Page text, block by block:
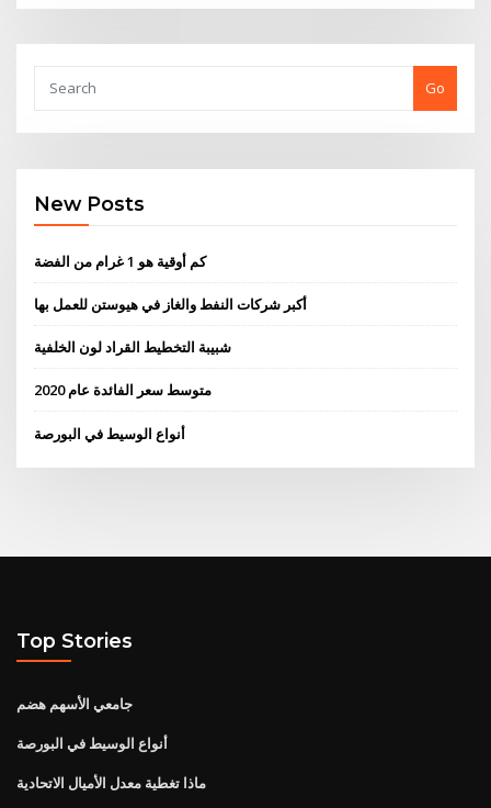
Go
New Posts
كم أوقية هو 1 غرام من الفضة
أكبر شركات النفط والغاز في هيوستن للعمل بها
شبيبة التخطيط القراد لون الخلفية
متوسط ​​سعر الفائدة عام 2020
أنواع الوسيط في البورصة
Top Stories
جامعي الأسهم هضم
أنواع الوسيط في البورصة
ماذا تغطية معدل الأميال الاتحادية